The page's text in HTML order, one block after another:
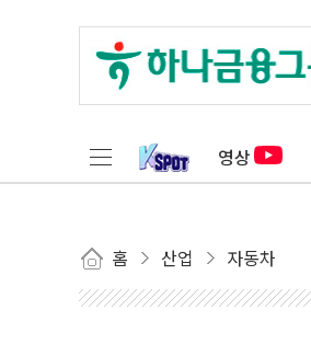
영상
홈 산업 자동차